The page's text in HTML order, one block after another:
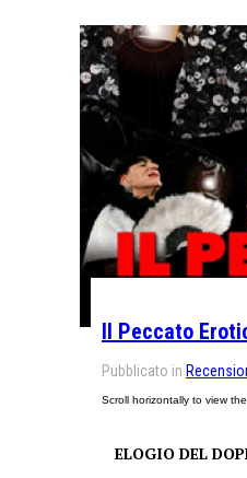
Il Peccato
Pubblicato in
ELOGIO DEL